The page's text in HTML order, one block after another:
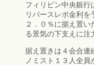
フィリピン中央銀行
リバースレポ金利
２．０％に据え置
る景気の下支えに注
据え置きは４会合連
ノミスト１３人全員